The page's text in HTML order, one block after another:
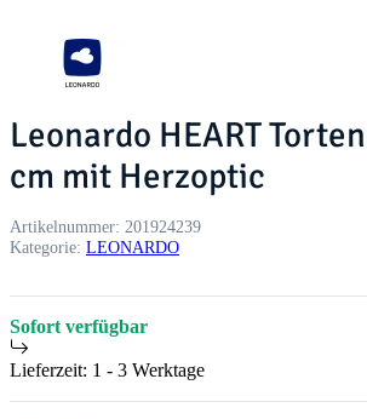
Leonardo HEART
cm mit Herzoptic
Artikelnummer: 201924239
Kategorie: LEONARDO
Sofort verfügbar
Lieferzeit: 1 - 3 Werktage